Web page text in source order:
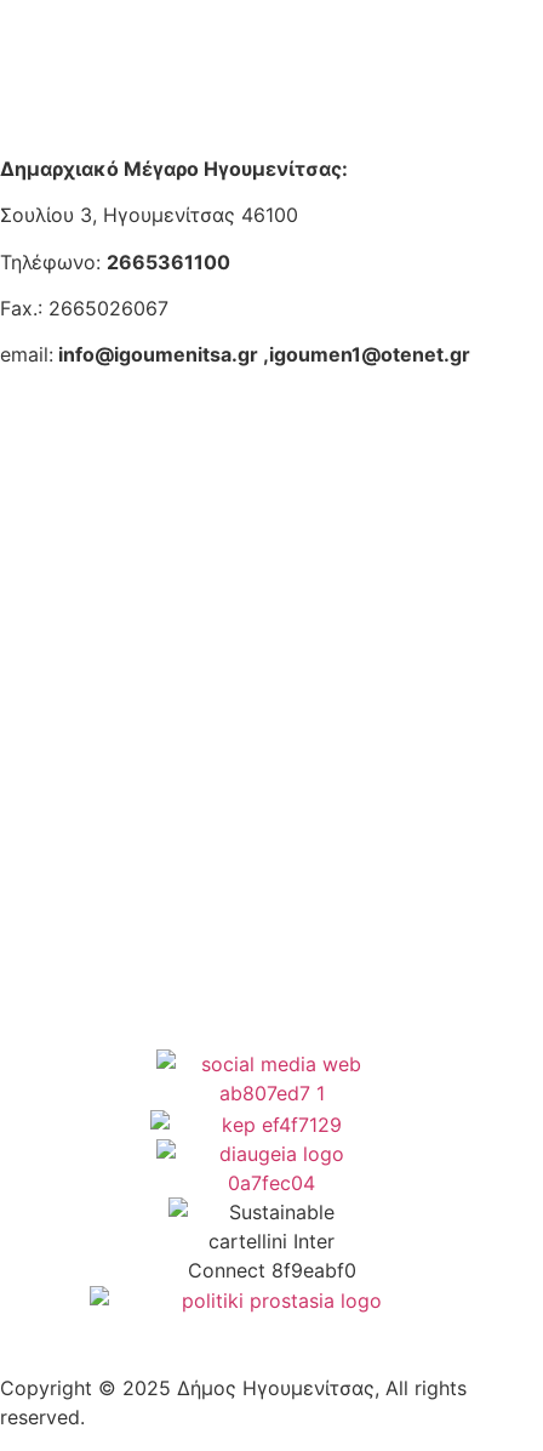
Δημαρχιακό Μέγαρο Ηγουμενίτσας:
Σουλίου 3, Ηγουμενίτσας 46100
Τηλέφωνο: 2665361100
Fax.: 2665026067
email: info@igoumenitsa.gr ,igoumen1@otenet.gr
Copyright © 2025 Δήμος Ηγουμενίτσας, All rights
reserved.